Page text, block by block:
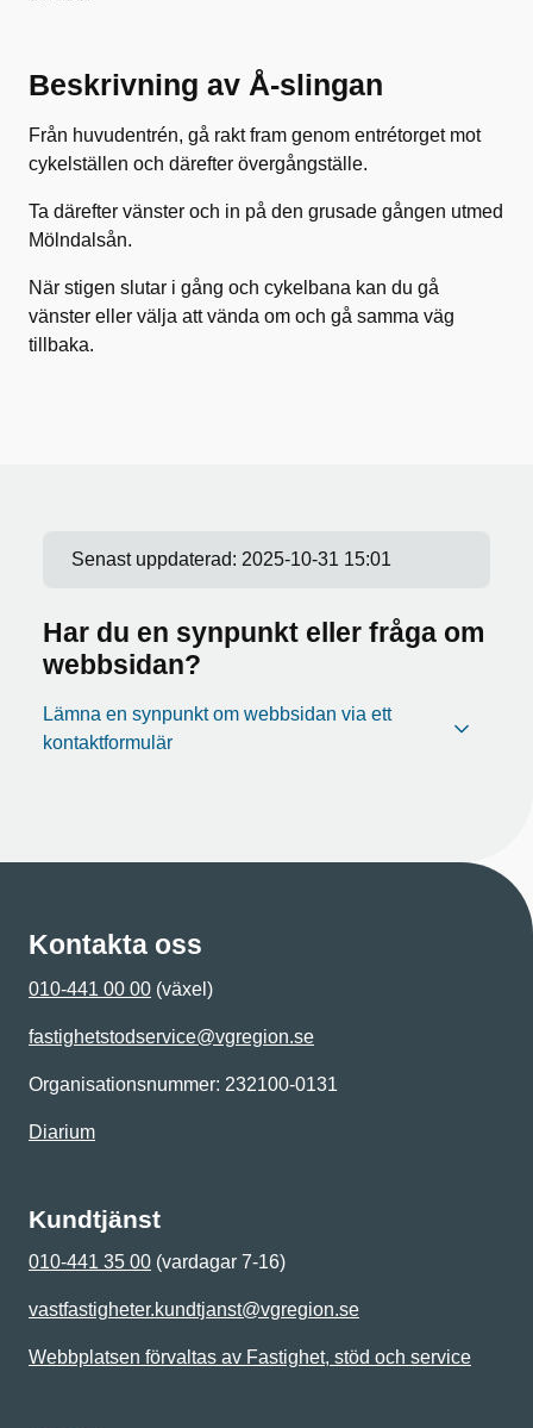
Beskrivning av Å-slingan
Från huvudentrén, gå rakt fram genom entrétorget mot
cykelställen och därefter övergångställe.
Ta därefter vänster och in på den grusade gången utmed
Mölndalsån.
När stigen slutar i gång och cykelbana kan du gå
vänster eller välja att vända om och gå samma väg
tillbaka.
Senast uppdaterad: 2025-10-31 15:01
Har du en synpunkt eller fråga om
webbsidan?
Lämna en synpunkt om webbsidan via ett
kontaktformulär
Kontakta oss
010-441 00 00 (växel)
fastighetstodservice@vgregion.se
Organisationsnummer: 232100-0131
Diarium
Kundtjänst
010-441 35 00 (vardagar 7-16)
vastfastigheter.kundtjanst@vgregion.se
Webbplatsen förvaltas av Fastighet, stöd och service